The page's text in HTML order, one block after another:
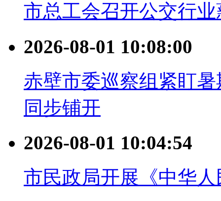
市总工会召开公交行
2026-08-01 10:08:00
赤壁市委巡察组紧盯
同步铺开
2026-08-01 10:04:54
市民政局开展《中华